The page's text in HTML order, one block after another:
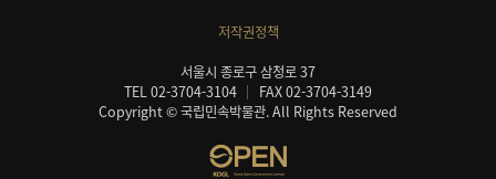
저작권정책
서울시 종로구 삼청로 37
TEL 02-3704-3104
FAX 02-3704-3149
Copyright © 국립민속박물관. All Rights Reserved